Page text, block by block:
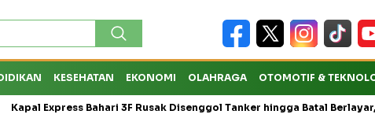
KESEHATAN EKONOMI OLAHRAGA OTOMOTIF &
Bahari 3F Rusak Disenggol Tanker hingga Batal Berlayar, Bagaimana